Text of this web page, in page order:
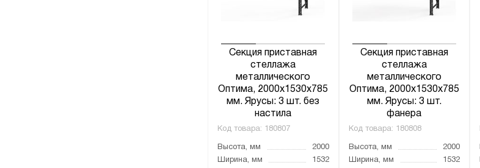
Секция приставная
стеллажа
металлического
Оптима, 2000x1530x785
мм. Ярусы: 3 шт. без
настила
Код товара: 180807
Высота, мм
2000
Ширина, мм
1532
Секция приставная
стеллажа
металлического
Оптима, 2000x1530x785
мм. Ярусы: 3 шт.
фанера
Код товара: 180808
Высота, мм
2000
Ширина, мм
1532